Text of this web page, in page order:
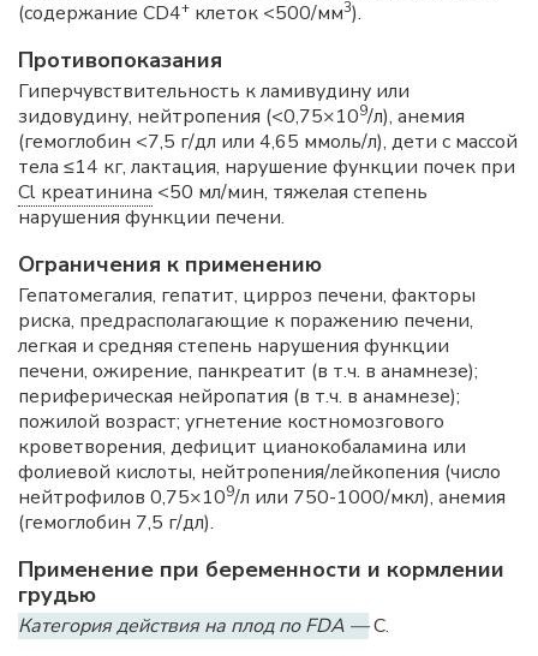
(содержание СD4+ клеток <500/мм3).
Противопоказания
Гиперчувствительность к ламивудину или
зидовудину, нейтропения (<0,75×109/л), анемия
(гемоглобин <7,5 г/дл или 4,65 ммоль/л), дети с массой
тела ≤14 кг, лактация, нарушение функции почек при
Cl креатинина <50 мл/мин, тяжелая степень
нарушения функции печени.
Ограничения к применению
Гепатомегалия, гепатит, цирроз печени, факторы
риска, предрасполагающие к поражению печени,
легкая и средняя степень нарушения функции
печени, ожирение, панкреатит (в т.ч. в анамнезе);
периферическая нейропатия (в т.ч. в анамнезе);
пожилой возраст; угнетение костномозгового
кроветворения, дефицит цианокобаламина или
фолиевой кислоты, нейтропения/лейкопения (число
нейтрофилов 0,75×109/л или 750-1000/мкл), анемия
(гемоглобин 7,5 г/дл).
Применение при беременности и кормлении
грудью
Категория действия на плод по FDA —C.